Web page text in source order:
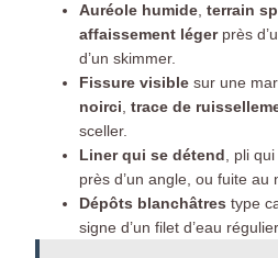
Auréole humide terrain
affaissement légerprès
d’un skimmer.
Fissure visible sur une
noirci trace de
sceller.
Liner qui se détend , pli
près d’un angle, ou fuite au
Dépôts blanchâtres type
signe d’un filet d’eau régulier.